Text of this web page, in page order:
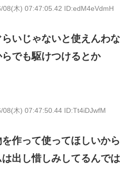
08(木) 07:47:05.42 ID:edM4eVdmH
いじゃないと使えんわな
でも駆けつけるとか
08(木) 07:47:50.44 ID:Tt4iDJwfM
作って使ってほしいから
出し惜しみしてるんでは